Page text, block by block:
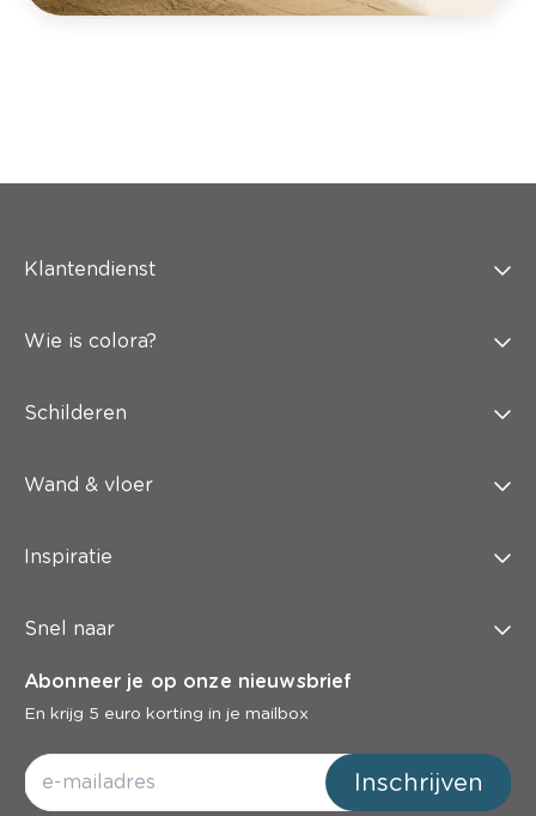
Klantendienst
Wie is colora?
Schilderen
Wand & vloer
Inspiratie
Snel naar
Abonneer je op onze nieuwsbrief
En krijg 5 euro korting in je mailbox
Inschrijven